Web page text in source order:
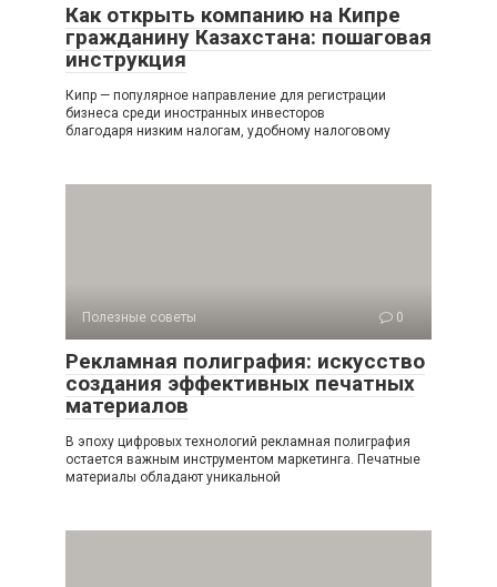
Как открыть компанию на Кипре
гражданину Казахстана: пошаговая
инструкция
Кипр — популярное направление для регистрации
бизнеса среди иностранных инвесторов
благодаря низким налогам, удобному налоговому
Полезные советы 0
Рекламная полиграфия: искусство
создания эффективных печатных
материалов
В эпоху цифровых технологий рекламная полиграфия
остается важным инструментом маркетинга. Печатные
материалы обладают уникальной